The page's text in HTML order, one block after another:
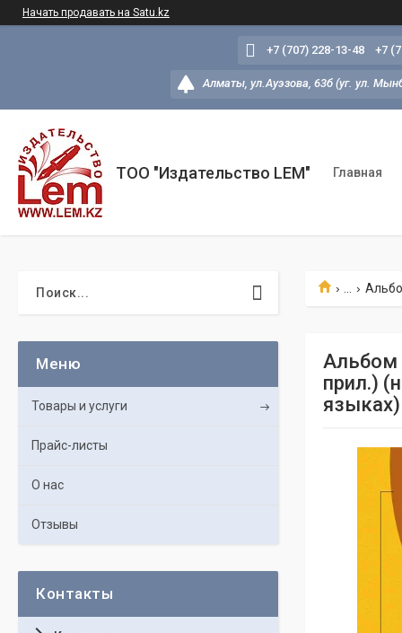
Начать продавать на Satu.kz
Алматы, ул.Ауэзова, 63б (уг. ул.
+7 (707) 228-13-48 +7
ТОО "Издательство LEM" Главная
Альбом
прил.)
языках)
Товары и услуги
Прайс-листы
О нас
Отзывы